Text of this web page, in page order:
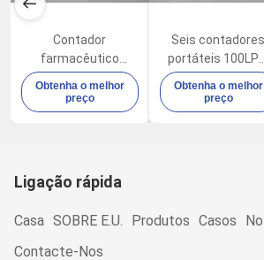
Contador
farmacêutico
100LPM 80W da
partícula da
qualidade do ar da
Obtenha o melhor
preço
Seis contadores
portáteis 100LPM
da partícula de
dos canais com
construído na
Obtenha o melhor
preço
Ligação rápida
Casa SOBRE E.U. Produtos Casos
Contacte-Nos